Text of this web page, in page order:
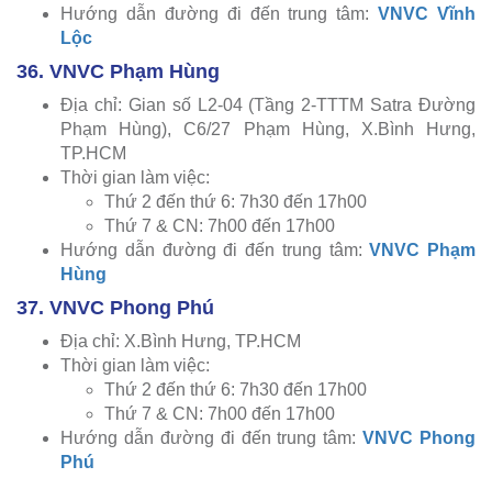
Hướng dẫn đường đi đến trung tâm:VNVC Vĩnh
Lộc
36. VNVC Phạm Hùng
Địa chỉ: Gian số L2-04 (Tầng 2-TTTM Satra Đường
Phạm Hùng), C6/27 Phạm Hùng, X.Bình Hưng,
TP.HCM
Thời gian làm việc:
Thứ 2 đến thứ 6: 7h30 đến 17h00
Thứ 7 & CN: 7h00 đến 17h00
Hướng dẫn đường đi đến trung tâm:VNVC Phạm
Hùng
37. VNVC Phong Phú
Địa chỉ: X.Bình Hưng, TP.HCM
Thời gian làm việc:
Thứ 2 đến thứ 6: 7h30 đến 17h00
Thứ 7 & CN: 7h00 đến 17h00
Hướng dẫn đường đi đến trung tâm:VNVC Phong
Phú